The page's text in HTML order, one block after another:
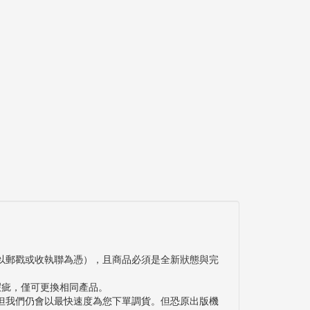
戳或收執聯為憑），且商品必須是全新狀態與完
，僅可更換相同產品。
們仍會以最快速度為您下單調貨。但恐原出版機